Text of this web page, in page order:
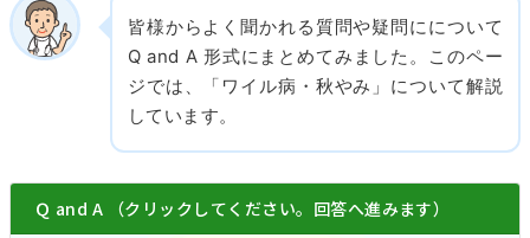
皆様からよく聞かれる質問や疑問にについて
Q and A 形式にまとめてみました。このペー
ジでは、「ワイル病・秋やみ」について解説
しています。
Ｑ and A （クリックしてください。回答へ進みます）